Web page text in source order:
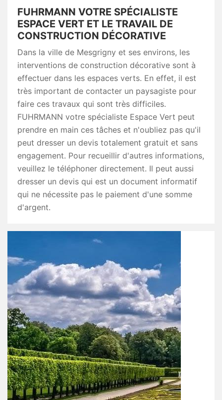
FUHRMANN VOTRE SPÉCIALISTE
ESPACE VERT ET LE TRAVAIL DE
CONSTRUCTION DÉCORATIVE
Dans la ville de Mesgrigny et ses environs, les
interventions de construction décorative sont à
effectuer dans les espaces verts. En effet, il est
très important de contacter un paysagiste pour
faire ces travaux qui sont très difficiles.
FUHRMANN votre spécialiste Espace Vert peut
prendre en main ces tâches et n'oubliez pas qu'il
peut dresser un devis totalement gratuit et sans
engagement. Pour recueillir d'autres informations,
veuillez le téléphoner directement. Il peut aussi
dresser un devis qui est un document informatif
qui ne nécessite pas le paiement d'une somme
d'argent.